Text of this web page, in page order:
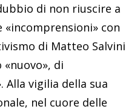
di non riuscire a
con
di Matteo Salvini
«nuovo», di
Alla vigilia della sua
nel cuore delle